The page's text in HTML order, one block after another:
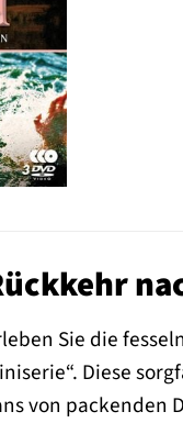
Sie die
Diese
von packenden